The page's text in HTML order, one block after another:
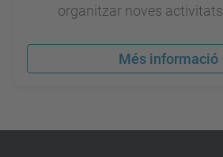
organitzar noves
Més informació